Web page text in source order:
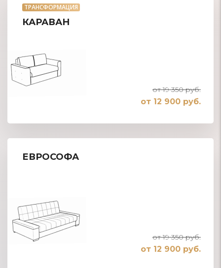
ТРАНСФОРМАЦИЯ
КАРАВАН
от 19 350 руб.
от 12 900 руб.
ЕВРОСОФА
от 19 350 руб.
от 12 900 руб.